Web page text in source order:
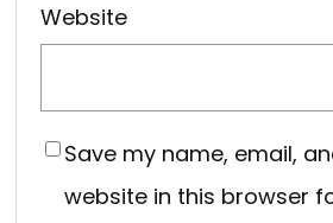
Website
Save my name, email,
website in this browser